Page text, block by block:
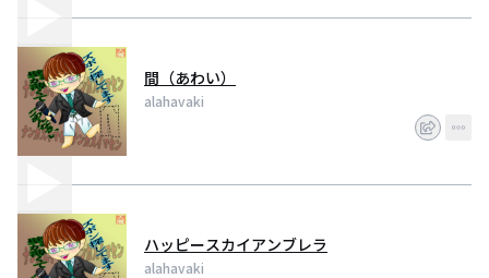
間（あわい）
alahavaki
ハッピースカイアンブレラ
alahavaki